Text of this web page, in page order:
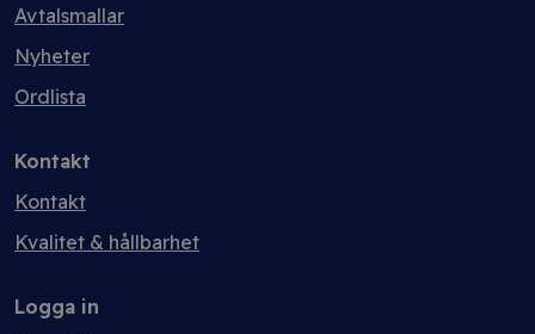
Avtalsmallar
Nyheter
Ordlista
Kontakt
Kontakt
Kvalitet & hållbarhet
Logga in